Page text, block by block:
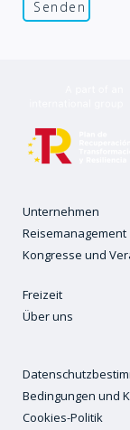
Unternehmen
Reisemanagement
Kongresse und
Freizeit
Über uns
Bedingungen und
Cookies-Politik